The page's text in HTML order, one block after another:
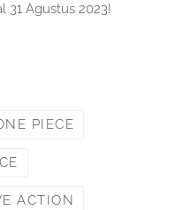
31 Agustus 2023!
PIECE
ACTION